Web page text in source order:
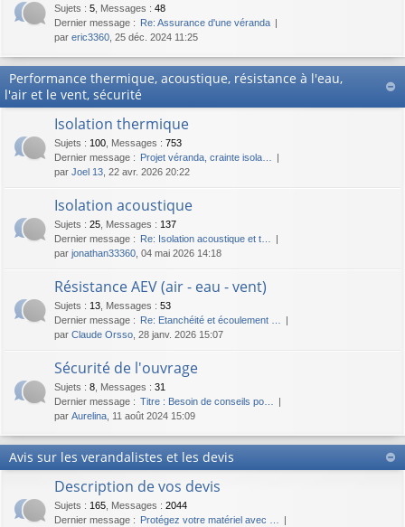
Sujets : 5 Messages : 48
Dernier message : Re: Assurance d'une véranda
par eric3360 , 25 déc. 2024 11:25
Performance thermique, acoustique, résistance à l'eau,
l'air et le vent, sécurité
Isolation thermique
Sujets : 100 Messages : 753
Dernier message : Projet véranda, crainte isola…
par Joel 13 , 22 avr. 2026 20:22
Isolation acoustique
Sujets : 25 Messages : 137
Dernier message : Re: Isolation acoustique et t…
par jonathan33360 , 04 mai 2026 14:18
Résistance AEV (air - eau - vent)
Sujets : 13 Messages : 53
Dernier message : Re: Etanchéité et écoulement …
par Claude Orsso , 28 janv. 2026 15:07
Sécurité de l'ouvrage
Sujets : 8 Messages : 31
Dernier message : Titre : Besoin de conseils po…
par Aurelina , 11 août 2024 15:09
Avis sur les verandalistes et les devis
Description de vos devis
Sujets : 165 Messages : 2044
Dernier message : Protégez votre matériel avec …